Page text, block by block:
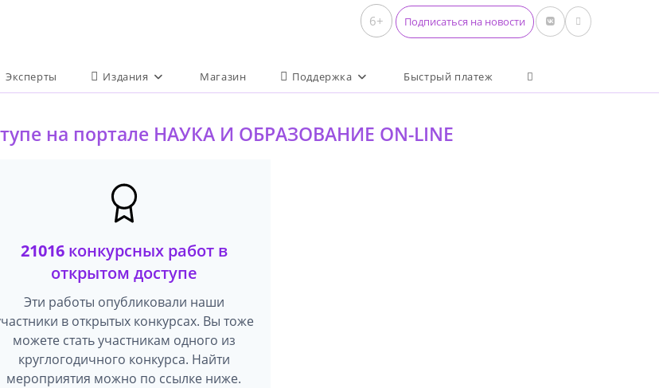
6+ Подписаться на новости
Эксперты Издания Магазин Поддержка Быстрый платеж Переключить поиск по
на портале НАУКА И ОБРАЗОВАНИЕ ON-LINE
21016конкурсных работ в
открытом доступе
Эти работы опубликовали наши
в открытых конкурсах. Вы тоже
можете стать участникам одного из
круглогодичного конкурса. Найти
мероприятия можно по ссылке ниже.